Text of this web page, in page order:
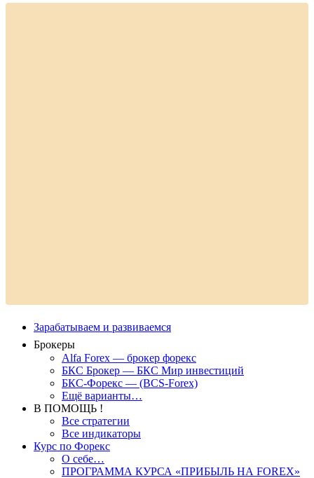
Зарабатываем и развиваемся
Брокеры
Alfa Forex — брокер форекс
БКС Брокер — БКС Мир инвестиций
БКС-Форекс — (BCS-Forex)
Ещё варианты…
В ПОМОЩЬ !
Все стратегии
Все индикаторы
Курс по Форекс
О себе…
ПРОГРАММА КУРСА «ПРИБЫЛЬ НА FOREX»